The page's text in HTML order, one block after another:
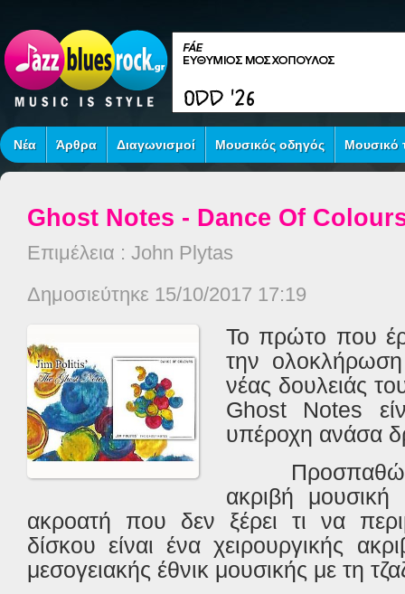
Νέα Άρθρα Διαγωνισμοί Μουσικός οδηγός Μουσικό
Ghost Notes - Dance Of
Επιμέλεια : John Plytas
Δημοσιεύτηκε 15/10/2017 17:19
Το πρώτο που
την
νέας δουλειάς
Ghost Notes
υπέροχη ανάσα
ακριβή
ακροατή που δεν ξέρει τι να
δίσκου είναι ένα χειρουργικής
μεσογειακής έθνικ μουσικής με τη